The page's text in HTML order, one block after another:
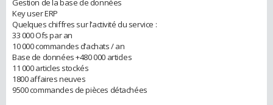
Gestion de la base de données
Key user ERP
Quelques chiffres sur l’activité du service :
33 000 Ofs par an
10 000 commandes d’achats / an
Base de données +480 000 articles
11 000 articles stockés
1800 affaires neuves
9500 commandes de pièces détachées